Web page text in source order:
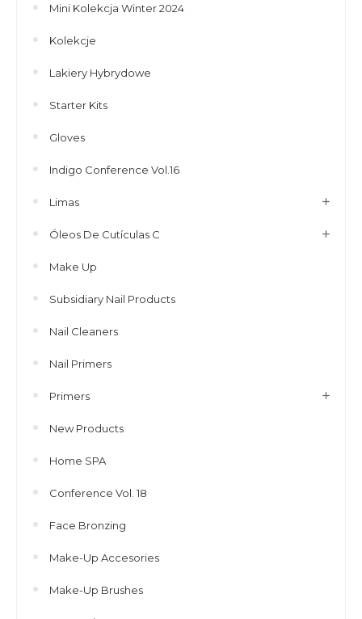
Mini Kolekcja Winter 2024
Kolekcje
Lakiery Hybrydowe
Starter Kits
Gloves
Indigo Conference Vol.16
Limas
Óleos De Cutículas C
Make Up
Subsidiary Nail Products
Nail Cleaners
Nail Primers
Primers
New Products
Home SPA
Conference Vol. 18
Face Bronzing
Make-Up Accesories
Make-Up Brushes